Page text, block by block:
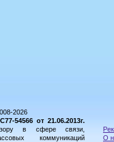
2026
54566 от 21.06.2013г.
в сфере связи,
коммуникаций
О